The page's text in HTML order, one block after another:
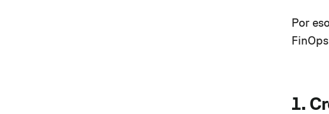
Por
1.